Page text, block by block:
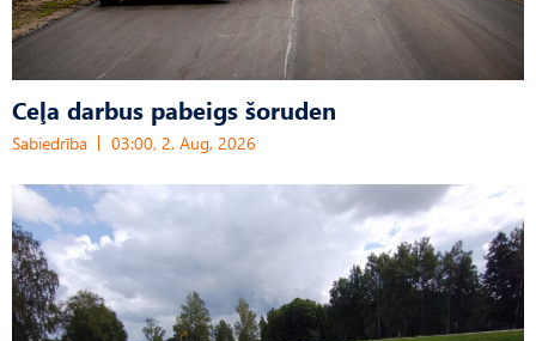
Ceļa darbus pabeigs šoruden
Sabiedrība 03:00, 2. Aug, 2026